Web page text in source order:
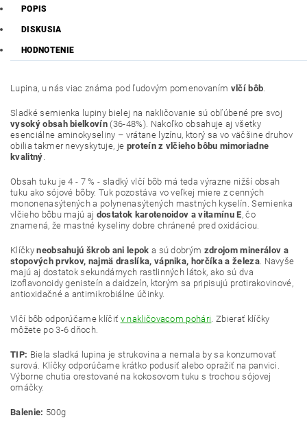
POPIS
DISKUSIA
HODNOTENIE
Lupina, u nás viac známa pod ľudovým pomenovaním vlčí bôb.
Sladké semienka lupiny bielej na nakličovanie sú obľúbené pre svoj
vysoký obsah bielkovín (36-48%). Nakoľko obsahuje aj všetky
esenciálne aminokyseliny – vrátane lyzínu, ktorý sa vo väčšine druhov
obilia takmer nevyskytuje, je proteín z vlčieho bôbu mimoriadne
kvalitný.
Obsah tuku je 4 - 7 % - sladký vlčí bôb má teda výrazne nižší obsah
tuku ako sójové bôby. Tuk pozostáva vo veľkej miere z cenných
mononenasýtených a polynenasýtených mastných kyselín. Semienka
vlčieho bôbu majú aj dostatok karotenoidov a vitamínu E, čo
znamená, že mastné kyseliny dobre chránené pred oxidáciou.
Klíčkyneobsahujú škrob ani lepok a sú dobrým zdrojom minerálov a
stopových prvkov, najmä draslíka, vápnika, horčíka a železa. Navyše
majú aj dostatok sekundárnych rastlinných látok, ako sú dva
izoflavonoidy genisteín a daidzeín, ktorým sa pripisujú protirakovinové,
antioxidačné a antimikrobiálne účinky.
Vlčí bôb odporúčame klíčiť v nakličovacom pohári. Zbierať klíčky
môžete po 3-6 dňoch.
TIP: Biela sladká lupina je strukovina a nemala by sa konzumovať
surová. Klíčky odporúčame krátko podusiť alebo opražiť na panvici.
Výborne chutia orestované na kokosovom tuku s trochou sójovej
omáčky.
Balenie: 500g